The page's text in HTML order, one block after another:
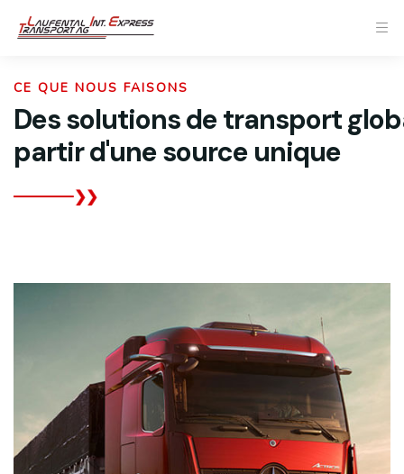
CE QUE NOUS FAISONS
Des solutions de transport
partir d'une source unique